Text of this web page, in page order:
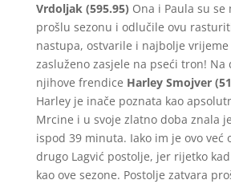
Vrdoljak (595.95) Ona i Paula su se
prošlu sezonu i odlučile ovu
nastupa, ostvarile i najbolje vrijeme
zasluženo zasjele na pseći tron!
njihove frendice Harley Smojver
Harley je inače poznata kao
Mrcine i u svoje zlatno doba znala
ispod 39 minuta. Iako im je ovo već
drugo Lagvić postolje, jer rijetko
kao ove sezone. Postolje zatvara